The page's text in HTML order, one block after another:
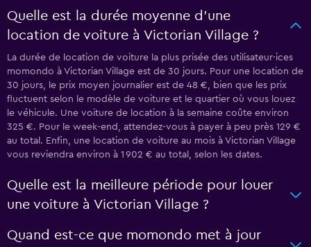
Quelle est la durée moyenne d’une
location de voiture à Victorian Village ?
La durée de location de voiture la plus prisée des utilisateur·ices
momondo à Victorian Village est de 30 jours. Pour une location de
30 jours, le prix moyen journalier est de 48 €, bien que les prix
fluctuent selon le modèle de voiture et le quartier où vous louez
le véhicule. Une voiture de location à la semaine coûte environ
325 €. Pour le week-end, attendez-vous à payer à peu près 129 €
au total. Enfin, une location de voiture au mois à Victorian Village
vous reviendra environ à 1 902 € au total, selon les dates.
Quelle est la meilleure période pour louer
une voiture à Victorian Village ?
Quand est-ce que momondo met à jour